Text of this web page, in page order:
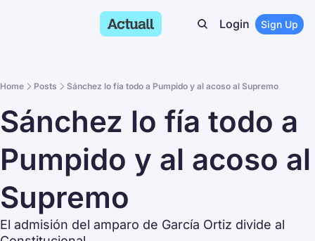
Login Sign Up
Home Posts Sánchez lo fía todo a Pumpido y al acoso al Supremo
Sánchez lo fía todo a
Pumpido y al acoso al
Supremo
El admisión del amparo de García Ortiz divide al